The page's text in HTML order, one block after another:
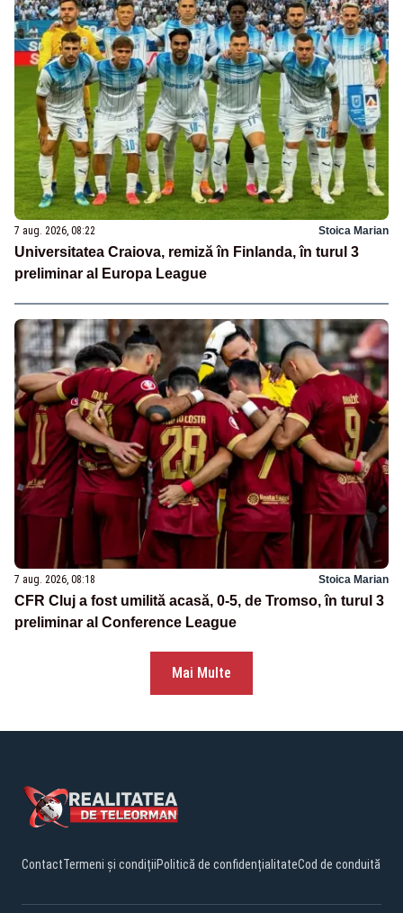
7 aug. 2026, 08:22 Stoica Marian
Universitatea Craiova, remiză în Finlanda, în turul 3
preliminar al Europa League
7 aug. 2026, 08:18 Stoica Marian
CFR Cluj a fost umilită acasă, 0-5, de Tromso, în turul 3
preliminar al Conference League
Mai Multe
ContactTermeni și condițiiPolitică de confidențialitateCod de conduită